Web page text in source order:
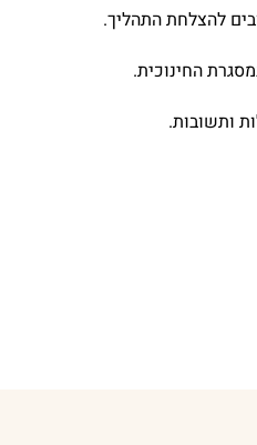
להצלחת התהליך.
החינוכית.
ותשובות.